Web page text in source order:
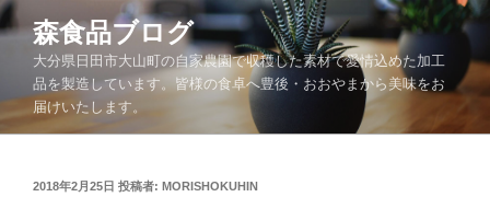
コ
ン
ツ
森食品ブログ
大分県日田市大山町の自家農園で収穫した素材で愛情込めた加工
品を製造しています。皆様の食卓へ豊後・おおやまから美味をお
届けいたします。
投
2018年2月25日 投稿者: MORISHOKUHIN